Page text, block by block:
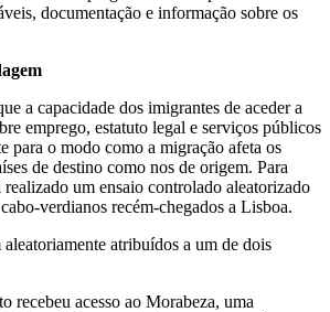
documentação e informação sobre os
a capacidade dos imigrantes de aceder a
emprego, estatuto legal e serviços públicos
para o modo como a migração afeta os
de destino como nos de origem. Para
realizado um ensaio controlado aleatorizado
verdianos recém-chegados a Lisboa.
atribuídos a um de dois
recebeu acesso ao Morabeza, uma